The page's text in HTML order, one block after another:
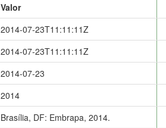
Valor
2014-07-23T11:11:11Z
2014-07-23T11:11:11Z
2014-07-23
2014
Brasília, DF: Embrapa, 2014.